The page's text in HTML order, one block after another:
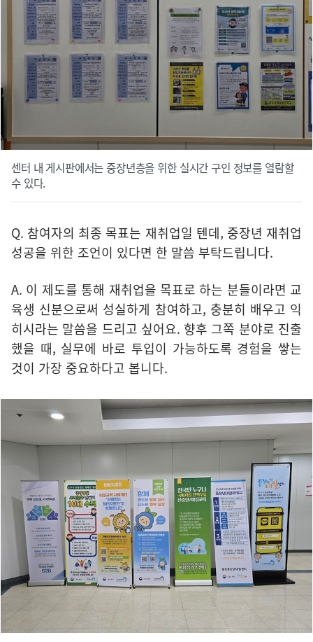
센터 내 게시판에서는 중장년층을 위한 실시간 구인 정보를 열람할
수 있다.
Q. 참여자의 최종 목표는 재취업일 텐데, 중장년 재취업
성공을 위한 조언이 있다면 한 말씀 부탁드립니다.
A. 이 제도를 통해 재취업을 목표로 하는 분들이라면 교
육생 신분으로써 성실하게 참여하고, 충분히 배우고 익
히시라는 말씀을 드리고 싶어요. 향후 그쪽 분야로 진출
했을 때, 실무에 바로 투입이 가능하도록 경험을 쌓는
것이 가장 중요하다고 봅니다.